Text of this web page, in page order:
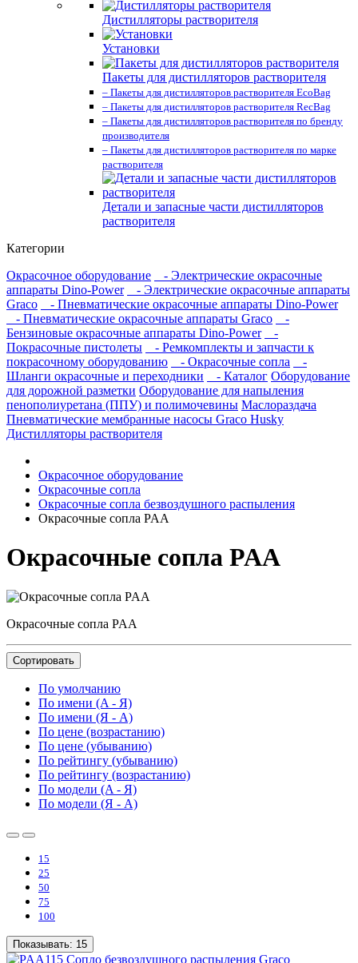
Дистилляторы растворителя
Установки
Пакеты для дистилляторов растворителя
– Пакеты для дистилляторов растворителя EcoBag
– Пакеты для дистилляторов растворителя RecBag
– Пакеты для дистилляторов растворителя по бренду
производителя
– Пакеты для дистилляторов растворителя по марке
растворителя
Детали и запасные части дистилляторов
растворителя
Категории
Окрасочное оборудование
- Электрические окрасочные
аппараты Dino-Power
- Электрические окрасочные аппараты
Graco
- Пневматические окрасочные аппараты Dino-Power
- Пневматические окрасочные аппараты Graco
-
Бензиновые окрасочные аппараты Dino-Power
-
Покрасочные пистолеты
- Ремкомплекты и запчасти к
покрасочному оборудованию
- Окрасочные сопла
-
Шланги окрасочные и переходники
- Каталог Оборудование
для дорожной разметки Оборудование для напыления
пенополиуретана (ППУ) и полимочевины Маслораздача
Пневматические мембранные насосы Graco Husky
Дистилляторы растворителя
Окрасочное оборудование
Окрасочные сопла
Окрасочные сопла безвоздушного распыления
Окрасочные сопла PAA
Окрасочные сопла PAA
Окрасочные сопла PAA
Сортировать
По умолчанию
По имени (A - Я)
По имени (Я - A)
По цене (возрастанию)
По цене (убыванию)
По рейтингу (убыванию)
По рейтингу (возрастанию)
По модели (A - Я)
По модели (Я - A)
15
25
50
75
100
Показывать: 15